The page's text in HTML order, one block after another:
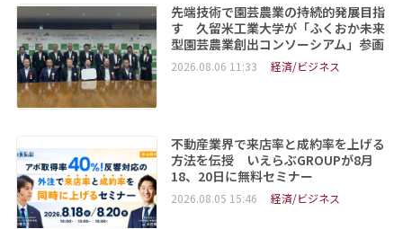
先端技術で園芸農業の持続的発展目指
す 久留米工業大学が「ふくおか未来
型園芸農業創出コンソーシアム」参画
2026.08.06 11:33 経済/ビジネス
不動産業界で来店率と成約率を上げる
方法を伝授 いえらぶGROUPが8月
18、20日に無料セミナー
2026.08.05 15:46 経済/ビジネス